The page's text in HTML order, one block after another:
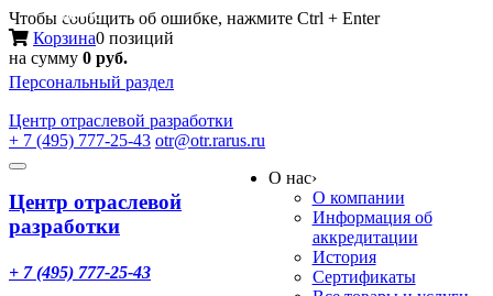
Чтобы сообщить об ошибке, нажмите Ctrl + Enter
Корзина0 позиций
на сумму 0 руб.
Персональный раздел
Центр отраслевой разработки
+ 7 (495) 777-25-43 otr@otr.rarus.ru
Toggle
Меню
Центр отраслевой
разработки
+ 7 (495) 777-25-43
О нас›
О компании
Информация об
аккредитации
История
Сертификаты